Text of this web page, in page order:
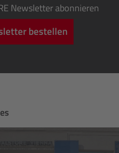
Newsletter abonnieren
bestellen